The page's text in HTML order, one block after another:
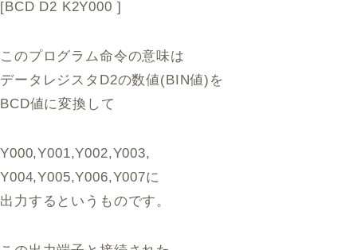
[BCD D2 K2Y000 ]
このプログラム命令の意味は
データレジスタD2の数値(BIN値)を
BCD値に変換して
Y000,Y001,Y002,Y003,
Y004,Y005,Y006,Y007に
出力するというものです。